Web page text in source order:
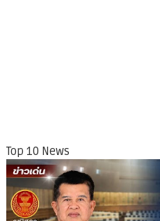
Top 10 News